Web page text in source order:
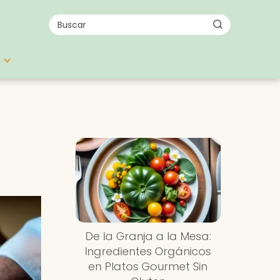
De la Granja a la Mesa:
Ingredientes Orgánicos
en Platos Gourmet Sin